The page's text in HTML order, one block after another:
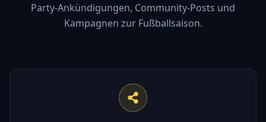
Party-Ankündigungen, Community-Posts und
Kampagnen zur Fußballsaison.